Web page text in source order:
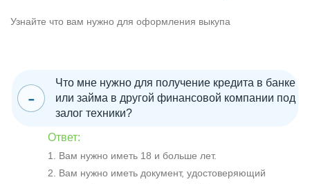
Узнайте что вам нужно для оформления выкупа
Что мне нужно для получение кредита в банке
или займа в другой финансовой компании под
залог техники?
Ответ:
1. Вам нужно иметь 18 и больше лет.
2. Вам нужно иметь документ, удостоверяющий